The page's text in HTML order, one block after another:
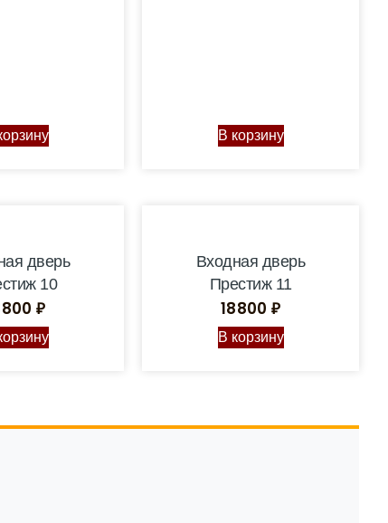
В корзину
дверь
10
₽
Входная дверь
Престиж 11
18800 ₽
В корзину